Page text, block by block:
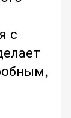
с